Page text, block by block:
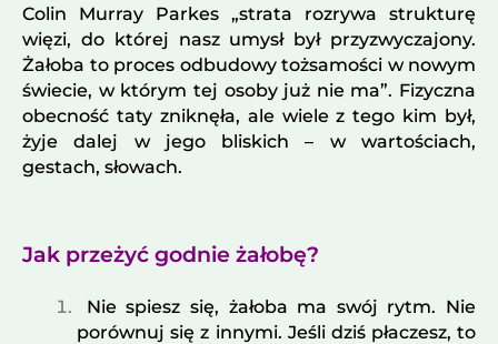
Colin Murray Parkes „strata rozrywa strukturę
więzi, do której nasz umysł był przyzwyczajony.
Żałoba to proces odbudowy tożsamości w nowym
świecie, w którym tej osoby już nie ma”. Fizyczna
obecność taty zniknęła, ale wiele z tego kim był,
żyje dalej w jego bliskich – w wartościach,
gestach, słowach.
Jak przeżyć godnie żałobę?
Nie spiesz się, żałoba ma swój rytm. Nie
porównuj się z innymi. Jeśli dziś płaczesz, to